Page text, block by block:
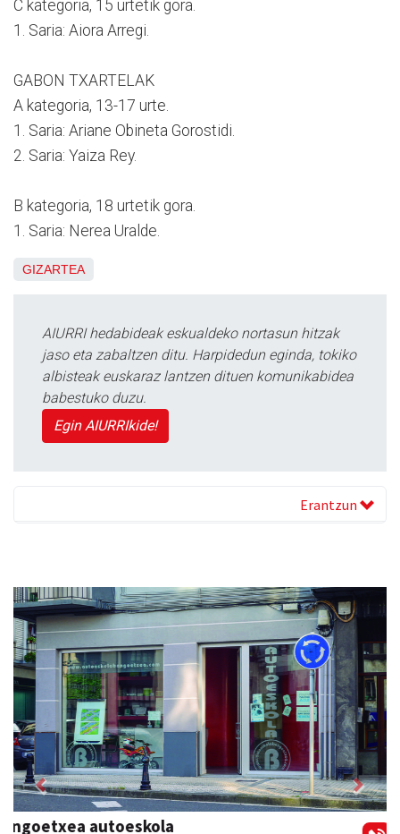
C kategoria, 15 urtetik gora.
1. Saria: Aiora Arregi.
GABON TXARTELAK
A kategoria, 13-17 urte.
1. Saria: Ariane Obineta Gorostidi.
2. Saria: Yaiza Rey.
B kategoria, 18 urtetik gora.
1. Saria: Nerea Uralde.
GIZARTEA
AIURRI hedabideak eskualdeko nortasun hitzak
jaso eta zabaltzen ditu. Harpidedun eginda, tokiko
albisteak euskaraz lantzen dituen komunikabidea
babestuko duzu.
Egin AIURRIkide!
Erantzun
Arruti gozotegia
Previous Next